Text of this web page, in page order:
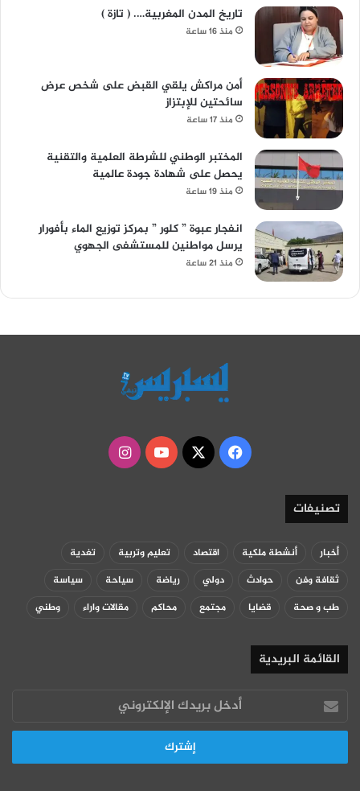
تاريخ المدن المغربية…. ( تازة )
منذ 16 ساعة
أمن مراكش يلقي القبض على شخص عرض
سائحتين للإبتزاز
منذ 17 ساعة
المختبر الوطني للشرطة العلمية والتقنية
يحصل على شهادة جودة عالمية
منذ 19 ساعة
انفجار عبوة ” كلور ” بمركز توزيع الماء بأفورار
يرسل مواطنين للمستشفى الجهوي
منذ 21 ساعة
فيسبوك
‫X
‫YouTubeانستقرام
تصنيفات
أخبار أنشطة ملكية اقتصاد تعليم وتربية
تغدية
ثقافة وفن
حوادث دولي رياضة سياحة
سياسة
طب و صحة
قضايا مجتمع محاكم مقالات واراء وطني
القائمة البريدية
أدخل
بريدك
الإلكتروني